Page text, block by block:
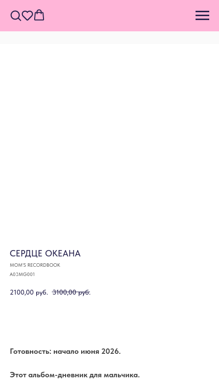
СЕРДЦЕ ОКЕАНА
MOM'S RECORDBOOK
A03MG001
2100,00 руб. 3100,00 руб.
Готовность: начало июня 2026.
Этот альбом-дневник для мальчика.